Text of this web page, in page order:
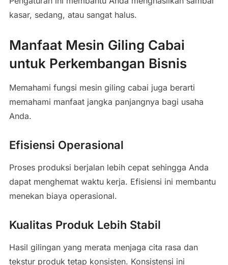
kasar, sedang, atau sangat halus.
Manfaat Mesin Giling Cabai
untuk Perkembangan Bisnis
Memahami fungsi mesin giling cabai juga berarti
memahami manfaat jangka panjangnya bagi usaha
Anda.
Efisiensi Operasional
Proses produksi berjalan lebih cepat sehingga Anda
dapat menghemat waktu kerja. Efisiensi ini membantu
menekan biaya operasional.
Kualitas Produk Lebih Stabil
Hasil gilingan yang merata menjaga cita rasa dan
tekstur produk tetap konsisten. Konsistensi ini